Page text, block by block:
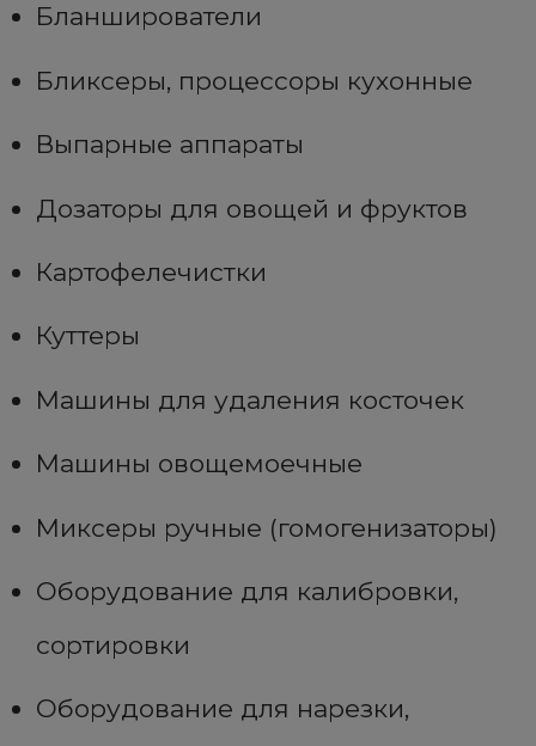
Бланширователи
Бликсеры, процессоры кухонные
Выпарные аппараты
Дозаторы для овощей и фруктов
Картофелечистки
Куттеры
Машины для удаления косточек
Машины овощемоечные
Миксеры ручные (гомогенизаторы)
Оборудование для калибровки,
сортировки
Оборудование для нарезки,